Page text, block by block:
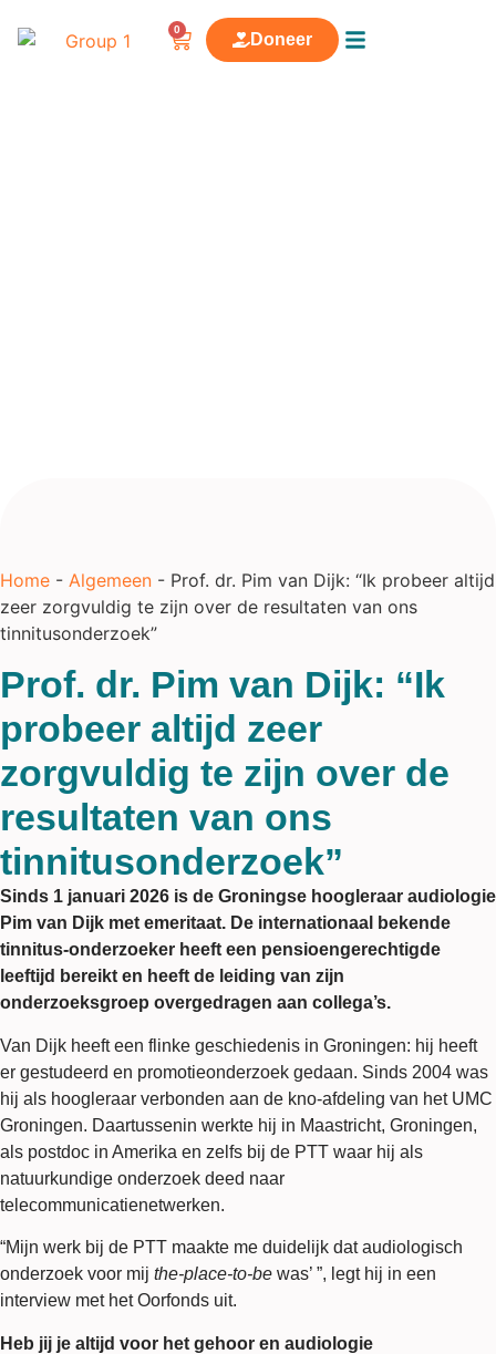
0
Doneer
Home - Algemeen - Prof. dr. Pim van Dijk: “Ik probeer altijd
zeer zorgvuldig te zijn over de resultaten van ons
tinnitusonderzoek”
Prof. dr. Pim van Dijk: “Ik
probeer altijd zeer
zorgvuldig te zijn over de
resultaten van ons
tinnitusonderzoek”
Sinds 1 januari 2026 is de Groningse hoogleraar audiologie
Pim van Dijk met emeritaat. De internationaal bekende
tinnitus-onderzoeker heeft een pensioengerechtigde
leeftijd bereikt en heeft de leiding van zijn
onderzoeksgroep overgedragen aan collega’s.
Van Dijk heeft een flinke geschiedenis in Groningen: hij heeft
er gestudeerd en promotieonderzoek gedaan. Sinds 2004 was
hij als hoogleraar verbonden aan de kno-afdeling van het UMC
Groningen. Daartussenin werkte hij in Maastricht, Groningen,
als postdoc in Amerika en zelfs bij de PTT waar hij als
natuurkundige onderzoek deed naar
telecommunicatienetwerken.
“Mijn werk bij de PTT maakte me duidelijk dat audiologisch
onderzoek voor mij the-place-to-be was’ ”, legt hij in een
interview met het Oorfonds uit.
Heb jij je altijd voor het gehoor en audiologie